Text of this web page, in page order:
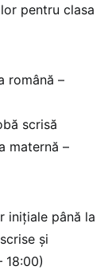
pentru clasa
română –
scrisă
maternă –
inițiale până la
și
18:00)